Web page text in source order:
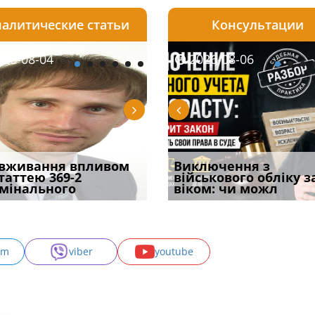
06
встановив для
шкоди
2026-08-06
Документи, на яких не
проставляється
апостиль: пер
статьи
08-04
впливом
369-2
2026-08-04
Переоформлення
відстрочки за іншою
підставою: нов
Консультации
2026-08-05
захисту у
я
2026-08-06
Виключення з
військового обліку
віком: чи можл
2026-07-30
Восьмий ААС
підтвердив, що
може скас
viber youtube